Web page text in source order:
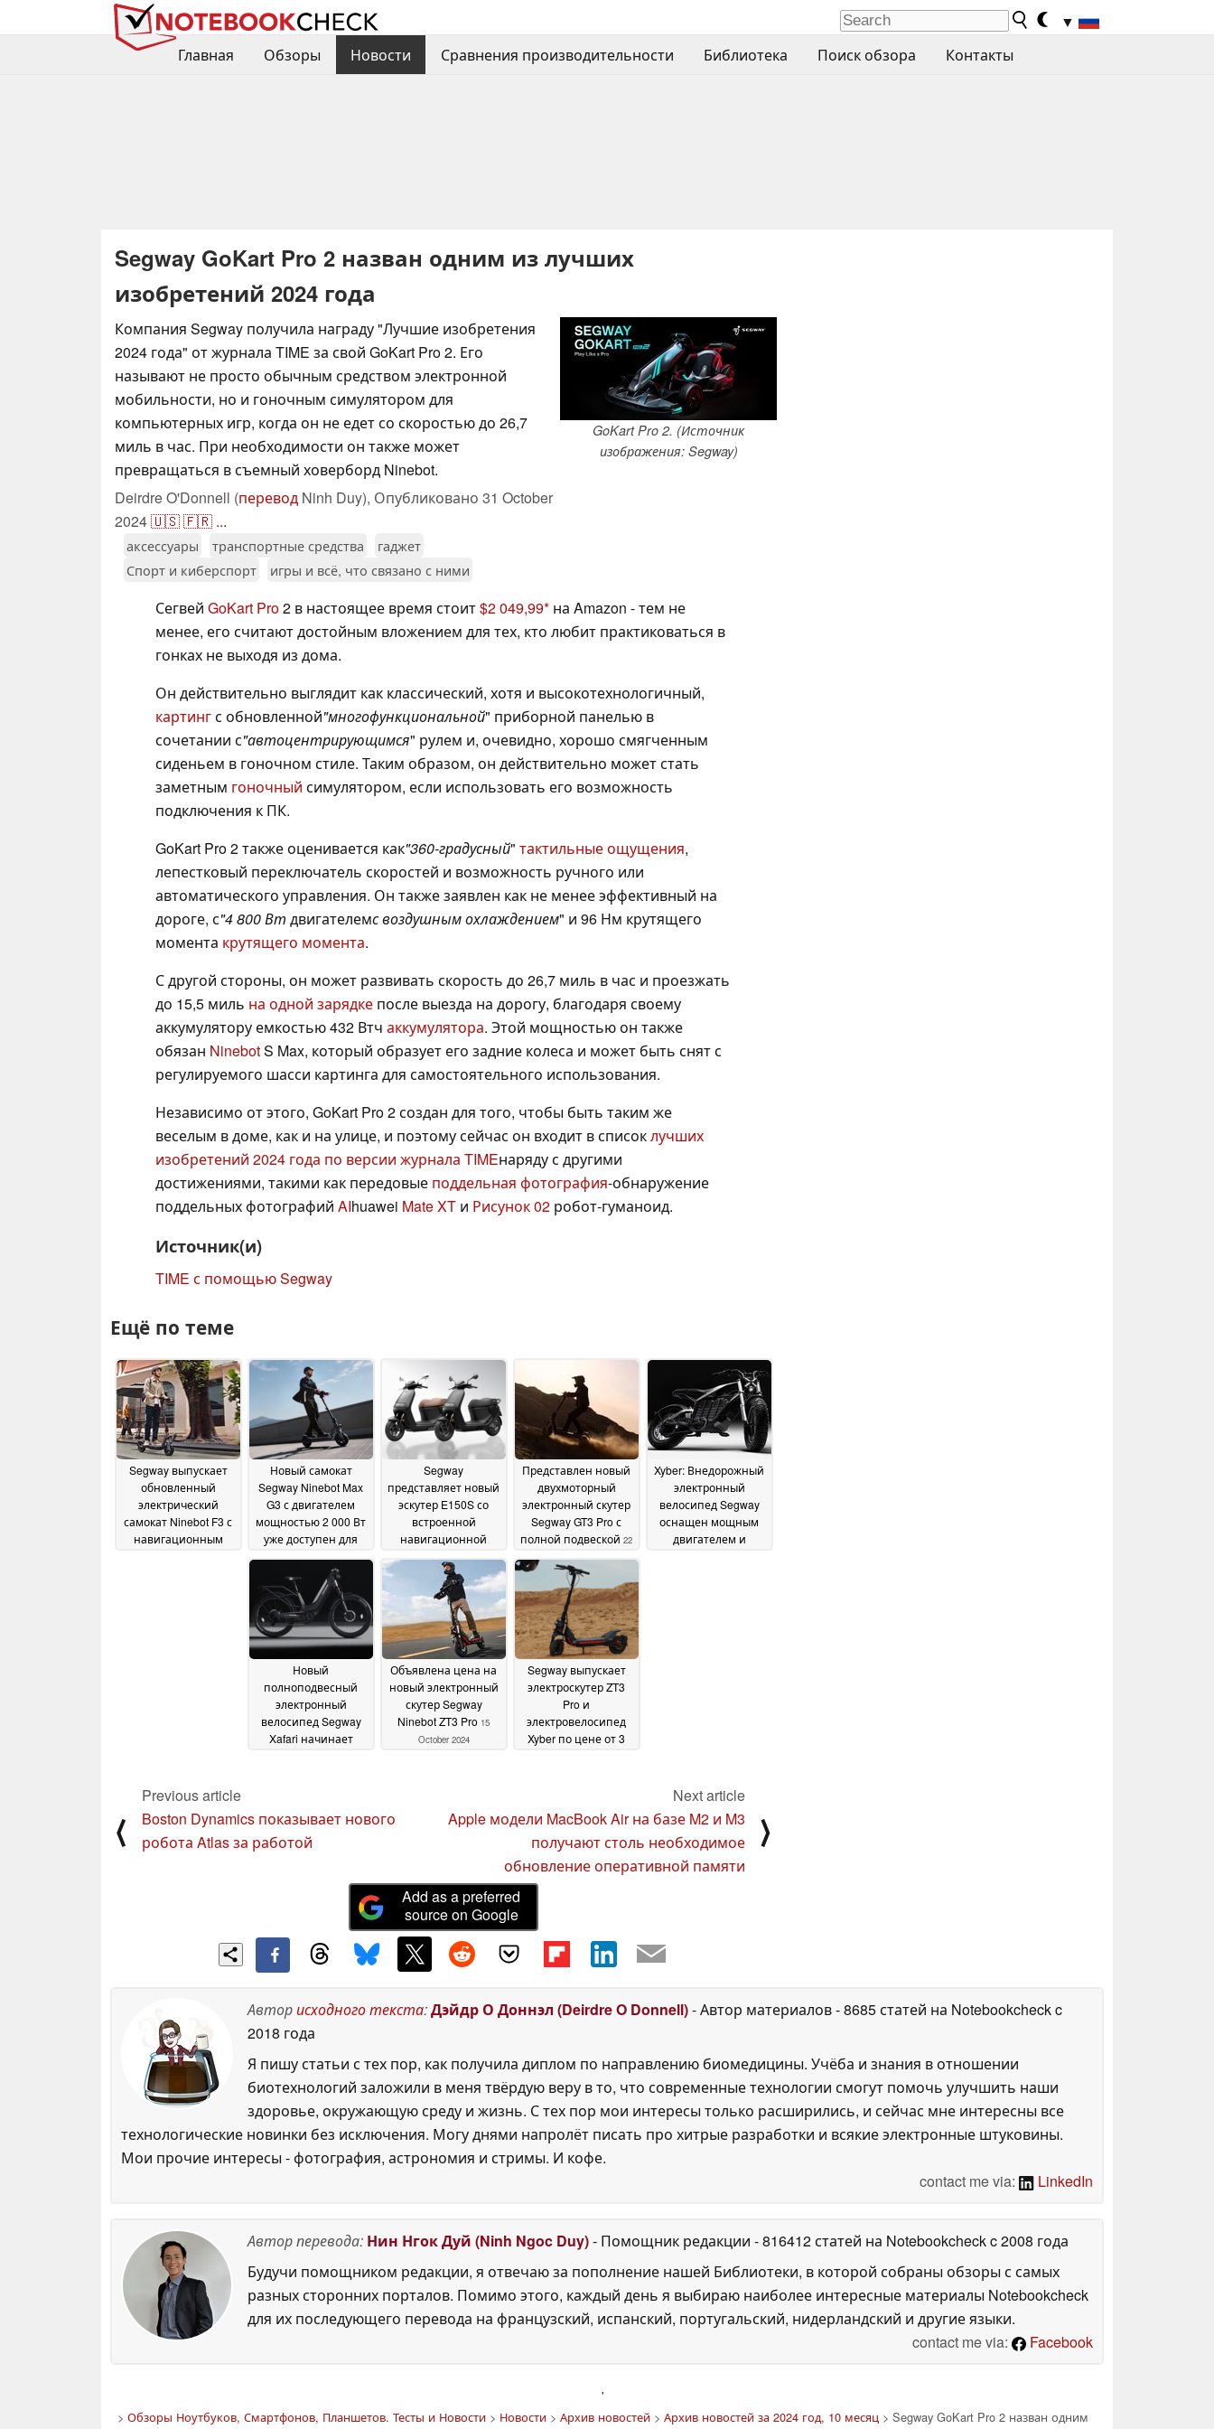
▼
Главная
Обзоры Новости Сравнения производительности Библиотека Поиск обзора Контакты
Segway GoKart Pro 2 назван одним из лучших
изобретений 2024 года
GoKart Pro 2. (Источник
изображения: Segway)
Компания Segway получила награду "Лучшие изобретения
2024 года" от журнала TIME за свой GoKart Pro 2. Его
называют не просто обычным средством электронной
мобильности, но и гоночным симулятором для
компьютерных игр, когда он не едет со скоростью до 26,7
миль в час. При необходимости он также может
превращаться в съемный ховерборд Ninebot.
Deirdre O'Donnell (перевод Ninh Duy), Опубликовано 31 October
2024🇺🇸🇫🇷 ...
аксессуары транспортные средства
гаджет
Спорт и киберспорт
игры и всё, что связано с ними
Сегвей GoKart Pro2 в настоящее время стоит$2 049,99 на Amazon - тем не
менее, его считают достойным вложением для тех, кто любит практиковаться в
гонках не выходя из дома.
Он действительно выглядит как классический, хотя и высокотехнологичный,
картингс обновленной"многофункциональной" приборной панелью в
сочетании с"автоцентрирующимся" рулем и, очевидно, хорошо смягченным
сиденьем в гоночном стиле. Таким образом, он действительно может стать
заметным гоночный симулятором, если использовать его возможность
подключения к ПК.
GoKart Pro 2 также оценивается как"360-градусный" тактильные ощущения,
лепестковый переключатель скоростей и возможность ручного или
автоматического управления. Он также заявлен как не менее эффективный на
дороге, с"4 800 Вт двигателемс воздушным охлаждением" и 96 Нм крутящего
момента крутящего момента.
С другой стороны, он может развивать скорость до 26,7 миль в час и проезжать
до 15,5 миль на одной зарядке после выезда на дорогу, благодаря своему
аккумулятору емкостью 432 Втч аккумулятора. Этой мощностью он также
обязан NinebotS Max, который образует его задние колеса и может быть снят с
регулируемого шасси картинга для самостоятельного использования.
Независимо от этого, GoKart Pro 2 создан для того, чтобы быть таким же
веселым в доме, как и на улице, и поэтому сейчас он входит в списоклучших
изобретений 2024 года по версии журнала TIMEнаряду с другими
достижениями, такими как передовые поддельная фотография-обнаружение
поддельных фотографий AIhuawei Mate XT и Рисунок 02 робот-гуманоид.
Источник(и)
TIME с помощью Segway
Ещё по теме
Segway выпускает
обновленный
электрический
самокат Ninebot F3 с
навигационным
Новый самокат
Segway Ninebot Max
G3 с двигателем
мощностью 2 000 Вт
уже доступен для
07 March 2025
Segway
представляет новый
эскутер E150S со
встроенной
навигационной
24 February
2025
Представлен новый
двухмоторный
электронный скутер
Segway GT3 Pro с
полной подвеской 22
January 2025
Xyber: Внедорожный
электронный
велосипед Segway
оснащен мощным
двигателем и
Новый
полноподвесный
электронный
велосипед Segway
Xafari начинает
Объявлена цена на
новый электронный
скутер Segway
Ninebot ZT3 Pro 15
October 2024
Segway выпускает
электроскутер ZT3
Pro и
электровелосипед
Xyber по цене от 3
⟨
Previous article
Boston Dynamics показывает нового
робота Atlas за работой
Next article
Apple модели MacBook Air на базе M2 и M3
получают столь необходимое
обновление оперативной памяти
⟩
Add as a preferred
source on Google
Авторисходного текста:Дэйдр О Доннэл (Deirdre O Donnell)- Автор материалов- 8685 статей на Notebookcheckc
2018 года
Я пишу статьи с тех пор, как получила диплом по направлению биомедицины. Учёба и знания в отношении
биотехнологий заложили в меня твёрдую веру в то, что современные технологии смогут помочь улучшить наши
здоровье, окружающую среду и жизнь. С тех пор мои интересы только расширились, и сейчас мне интересны все
технологические новинки без исключения. Могу днями напролёт писать про хитрые разработки и всякие электронные штуковины.
Мои прочие интересы - фотография, астрономия и стримы. И кофе.
contact me via:
LinkedIn
Автор перевода: Нин Нгок Дуй (Ninh Ngoc Duy)- Помощник редакции - 816412 статей на Notebookcheckc 2008 года
Будучи помощником редакции, я отвечаю за пополнение нашей Библиотеки, в которой собраны обзоры с самых
разных сторонних порталов. Помимо этого, каждый день я выбираю наиболее интересные материалы Notebookcheck
для их последующего перевода на французский, испанский, португальский, нидерландский и другие языки.
contact me via:
Facebook
'
> Обзоры Ноутбуков, Смартфонов, Планшетов. Тесты и Новости> Новости> Архив новостей> Архив новостей за 2024 год, 10 месяц > Segway GoKart Pro 2 назван одним